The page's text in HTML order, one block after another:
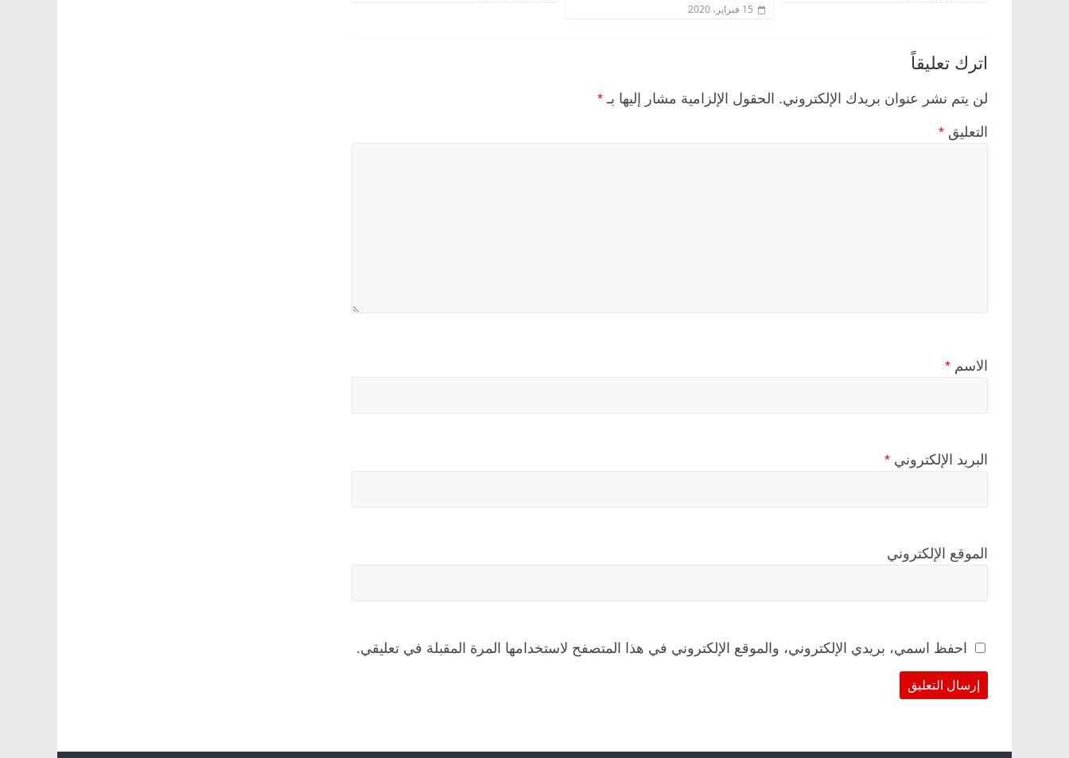
15 فبراير، 2020
اترك تعليقاً
لن يتم نشر عنوان بريدك الإلكتروني. الحقول الإلزامية مشار إليها بـ *
التعليق *
الاسم *
البريد الإلكتروني *
الموقع الإلكتروني
احفظ اسمي، بريدي الإلكتروني، والموقع الإلكتروني في هذا المتصفح لاستخدامها المرة المقبلة في تعليقي.